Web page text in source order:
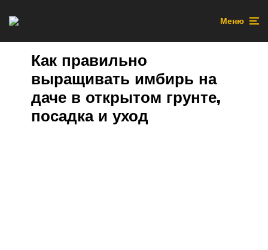
Меню
Как правильно
выращивать имбирь на
даче в открытом грунте,
посадка и уход